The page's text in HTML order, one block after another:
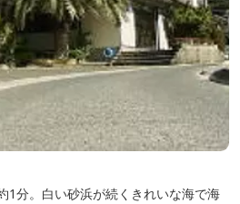
1分。白い砂浜が続くきれいな海で海